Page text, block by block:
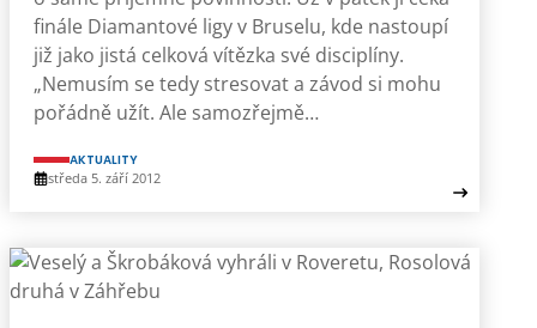
finále Diamantové ligy v Bruselu, kde nastoupí
již jako jistá celková vítězka své disciplíny.
„Nemusím se tedy stresovat a závod si mohu
pořádně užít. Ale samozřejmě…
AKTUALITY
středa 5. září 2012